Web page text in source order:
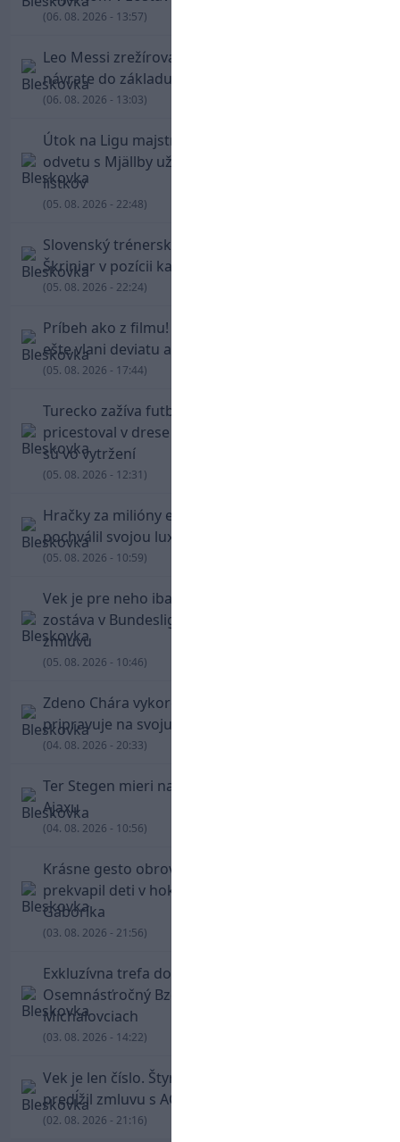
(06. 08. 2026 - 13:57)
Leo Messi zrežíroval obrat Interu Miami, pri
návrate do základu strelil dva góly
(06. 08. 2026 - 13:03)
Útok na Ligu majstrov láka! Slovan hlási na
odvetu s Mjällby už viac ako 13-tisíc predaných
lístkov
(05. 08. 2026 - 22:48)
Slovenský trénerský súboj pre Borbélyho,
Škriniar v pozícii kapitána potiahol Fenerbahce
(05. 08. 2026 - 22:24)
Príbeh ako z filmu! Hrdina Slovana Kianga hral
ešte vlani deviatu anglickú ligu
(05. 08. 2026 - 17:44)
Turecko zažíva futbalové šialenstvo! Salah
pricestoval v drese Trabzonsporu, fanúšikovia
sú vo vytržení
(05. 08. 2026 - 12:31)
Hračky za milióny eur! Cristiano Ronaldo sa
pochválil svojou luxusnou zbierkou áut
(05. 08. 2026 - 10:59)
Vek je pre neho iba číslo! Štyridsaťročný Džeko
zostáva v Bundeslige, so Schalke predĺžil
zmluvu
(05. 08. 2026 - 10:46)
Zdeno Chára vykorčuľoval na ľad! V Trenčíne sa
pripravuje na svoju blížiacu sa rozlúčku
(04. 08. 2026 - 20:33)
Ter Stegen mieri na hosťovanie do slávneho
Ajaxu
(04. 08. 2026 - 10:56)
Krásne gesto obrovskej legendy. Chára
prekvapil deti v hokejovej škole Mariána
Gáboríka
(03. 08. 2026 - 21:56)
Exkluzívna trefa do vinkla v hodine dvanástej!
Osemnásťročný Bzdyl zariadil triumf Žiliny v
Michalovciach
(03. 08. 2026 - 14:22)
Vek je len číslo. Štyridsaťročný Luka Modrič
predĺžil zmluvu s AC Miláno
(02. 08. 2026 - 21:16)